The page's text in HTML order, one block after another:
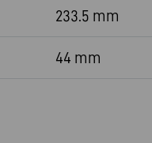
233.5 mm
44 mm